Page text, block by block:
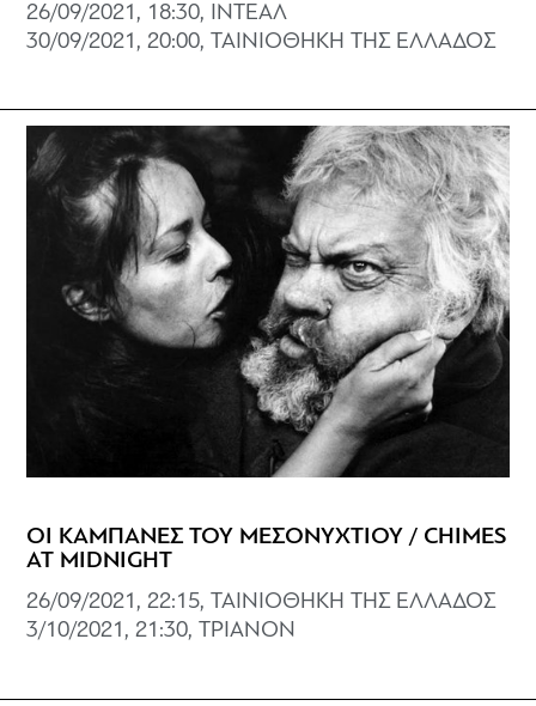
26/09/2021, 18:30, ΙΝΤΕΑΛ
30/09/2021, 20:00, ΤΑΙΝΙΟΘΗΚΗ ΤΗΣ ΕΛΛΑΔΟΣ
ΟΙ ΚΑΜΠΑΝΕΣ ΤΟΥ ΜΕΣΟΝΥΧΤΙΟΥ / CHIMES
AT MIDNIGHT
26/09/2021, 22:15, ΤΑΙΝΙΟΘΗΚΗ ΤΗΣ ΕΛΛΑΔΟΣ
3/10/2021, 21:30, ΤΡΙΑΝΟΝ